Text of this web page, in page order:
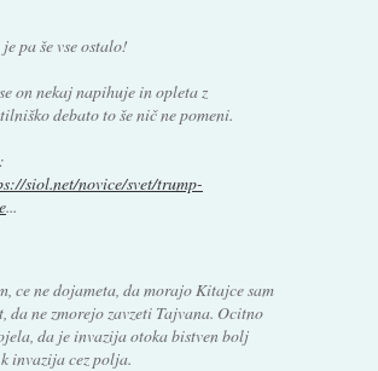
pa še vse ostalo!
on nekaj napihuje in opleta z
debato to še nič ne pomeni.
siol.net/novice/svet/trump-
...
ce ne dojameta, da morajo Kitajce sam
da ne zmorejo zavzeti Tajvana. Ocitno
da je invazija otoka bistven bolj
invazija cez polja.